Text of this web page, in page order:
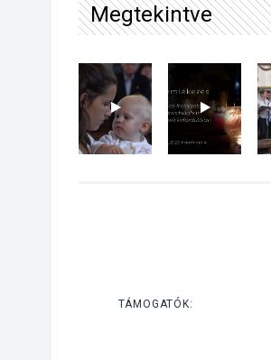
Megtekintve
TÁMOGATÓK: